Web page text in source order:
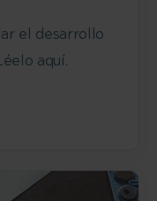
el desarrollo
aquí.